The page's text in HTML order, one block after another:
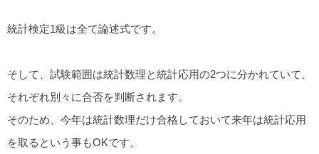
統計検定1級は全て論述式です。
そして、試験範囲は統計数理と統計応用の2つに分かれていて、
それぞれ別々に合否を判断されます。
そのため、今年は統計数理だけ合格しておいて来年は統計応用
を取るという事もOKです。